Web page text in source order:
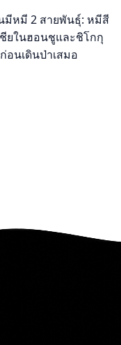
หมี 2 สายพันธุ์: หมีสี
ยในฮอนชูและชิโกกุ
อนเดินป่าเสมอ